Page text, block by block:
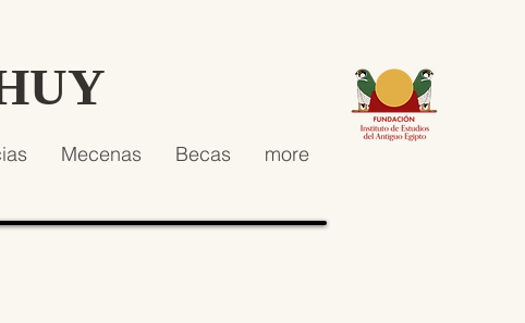
Mecenas Becas more